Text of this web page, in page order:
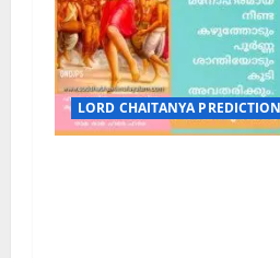
LORD CHAITANYA